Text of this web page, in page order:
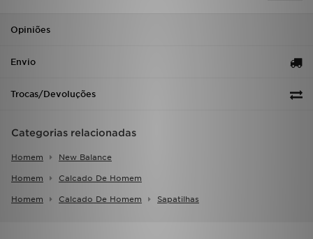
Opiniões
Envio
Trocas/Devoluções
Categorias relacionadas
Homem New Balance
Homem Calcado De Homem
Homem Calcado De Homem Sapatilhas